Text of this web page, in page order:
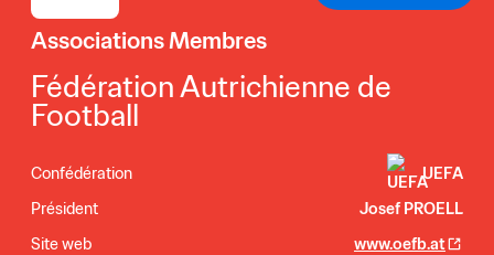
Associations Membres
Fédération Autrichienne de
Football
Confédération
UEFA
Président
Josef PROELL
Site web
www.oefb.at